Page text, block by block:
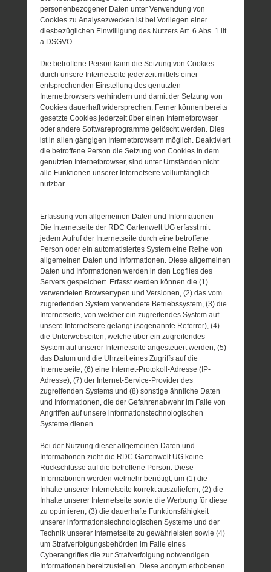
personenbezogener Daten unter Verwendung von
Cookies zu Analysezwecken ist bei Vorliegen einer
diesbezüglichen Einwilligung des Nutzers Art. 6 Abs. 1 lit.
a DSGVO.
Die betroffene Person kann die Setzung von Cookies
durch unsere Internetseite jederzeit mittels einer
entsprechenden Einstellung des genutzten
Internetbrowsers verhindern und damit der Setzung von
Cookies dauerhaft widersprechen. Ferner können bereits
gesetzte Cookies jederzeit über einen Internetbrowser
oder andere Softwareprogramme gelöscht werden. Dies
ist in allen gängigen Internetbrowsern möglich. Deaktiviert
die betroffene Person die Setzung von Cookies in dem
genutzten Internetbrowser, sind unter Umständen nicht
alle Funktionen unserer Internetseite vollumfänglich
nutzbar.
Erfassung von allgemeinen Daten und Informationen
Die Internetseite der RDC Gartenwelt UG erfasst mit
jedem Aufruf der Internetseite durch eine betroffene
Person oder ein automatisiertes System eine Reihe von
allgemeinen Daten und Informationen. Diese allgemeinen
Daten und Informationen werden in den Logfiles des
Servers gespeichert. Erfasst werden können die (1)
verwendeten Browsertypen und Versionen, (2) das vom
zugreifenden System verwendete Betriebssystem, (3) die
Internetseite, von welcher ein zugreifendes System auf
unsere Internetseite gelangt (sogenannte Referrer), (4)
die Unterwebseiten, welche über ein zugreifendes
System auf unserer Internetseite angesteuert werden, (5)
das Datum und die Uhrzeit eines Zugriffs auf die
Internetseite, (6) eine Internet-Protokoll-Adresse (IP-
Adresse), (7) der Internet-Service-Provider des
zugreifenden Systems und (8) sonstige ähnliche Daten
und Informationen, die der Gefahrenabwehr im Falle von
Angriffen auf unsere informationstechnologischen
Systeme dienen.
Bei der Nutzung dieser allgemeinen Daten und
Informationen zieht die RDC Gartenwelt UG keine
Rückschlüsse auf die betroffene Person. Diese
Informationen werden vielmehr benötigt, um (1) die
Inhalte unserer Internetseite korrekt auszuliefern, (2) die
Inhalte unserer Internetseite sowie die Werbung für diese
zu optimieren, (3) die dauerhafte Funktionsfähigkeit
unserer informationstechnologischen Systeme und der
Technik unserer Internetseite zu gewährleisten sowie (4)
um Strafverfolgungsbehörden im Falle eines
Cyberangriffes die zur Strafverfolgung notwendigen
Informationen bereitzustellen. Diese anonym erhobenen